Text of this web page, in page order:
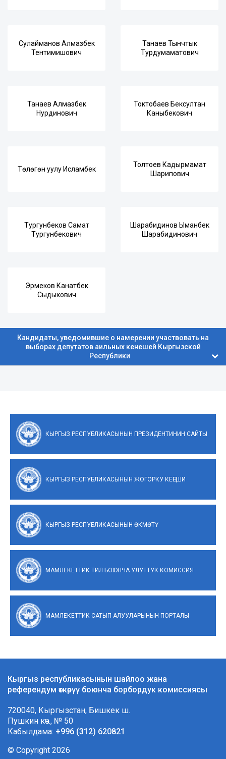
Сулайманов Алмазбек
Тентимишович
Танаев Тынчтык
Турдумаматович
Танаев Алмазбек
Нурдинович
Токтобаев Бексултан
Каныбекович
Төлөгөн уулу Исламбек
Толтоев Кадырмамат
Шарипович
Тургунбеков Самат
Тургунбекович
Шарабидинов Ыманбек
Шарабидинович
Эрмеков Канатбек
Сыдыкович
Кандидаты, уведомившие о намерении участвовать на
выборах депутатов аильных кенешей Кыргызской
Республики
КЫРГЫЗ РЕСПУБЛИКАСЫНЫН ПРЕЗИДЕНТИНИН САЙТЫ
КЫРГЫЗ РЕСПУБЛИКАСЫНЫН ЖОГОРКУ КЕҢЕШИ
КЫРГЫЗ РЕСПУБЛИКАСЫНЫН ӨКМӨТҮ
МАМЛЕКЕТТИК ТИЛ БОЮНЧА УЛУТТУК КОМИССИЯ
МАМЛЕКЕТТИК САТЫП АЛУУЛАРЫНЫН ПОРТАЛЫ
Кыргыз республикасынын шайлоо жана
референдум өткөрүү боюнча борбордук комиссиясы
720040, Кыргызстан, Бишкек ш.
Пушкин көч., № 50
Кабылдама: +996 (312) 620821
© Copyright 2026